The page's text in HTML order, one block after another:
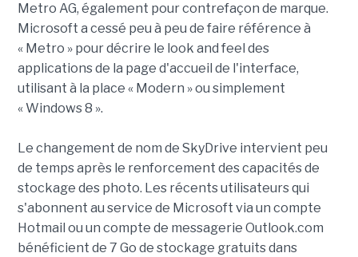
Metro AG, également pour contrefaçon de marque.
Microsoft a cessé peu à peu de faire référence à
« Metro » pour décrire le look and feel des
applications de la page d'accueil de l'interface,
utilisant à la place « Modern » ou simplement
« Windows 8 ».
Le changement de nom de SkyDrive intervient peu
de temps après le renforcement des capacités de
stockage des photo. Les récents utilisateurs qui
s'abonnent au service de Microsoft via un compte
Hotmail ou un compte de messagerie Outlook.com
bénéficient de 7 Go de stockage gratuits dans